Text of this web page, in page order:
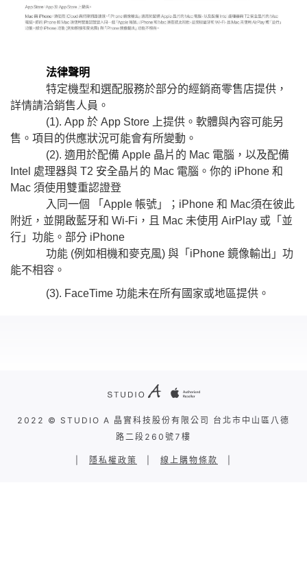
法律聲明
特定機型和選配服務於部分的經銷商零售店提供，
詳情請洽銷售人員。
(1). App 於 App Store 上提供。軟體與內容可能另
售。項目的供應狀況可能會有所變動。
(2). 適用於配備 Apple 晶片的 Mac 電腦，以及配備
Intel 處理器與 T2 安全晶片的 Mac 電腦。你的 iPhone 和
Mac 須使用雙重認證登
入同一個 「Apple 帳號」；iPhone 和 Mac須在彼此
附近，並開啟藍牙和 Wi-Fi，且 Mac 未使用 AirPlay 或「並
行」功能。部分 iPhone
功能 (例如相機和麥克風) 與「iPhone 鏡像輸出」功
能不相容。
(3). FaceTime 功能未在所有國家或地區提供。
2022 © STUDIO A 晶實科技股份有限公司 台北市中山區八德
路二段260號7樓
隱私權政策 線上購物條款